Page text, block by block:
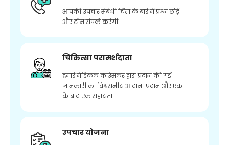
आपकी उपचार संबंधी चिंता के बारे में प्रश्न छोड़ें
और टीम संपर्क करेगी
चिकित्सा परामर्शदाता
हमारे मेडिकल काउंसलर द्वारा प्रदान की गई
जानकारी का विश्वसनीय आदान-प्रदान और एक
के बाद एक सहायता
उपचार योजना